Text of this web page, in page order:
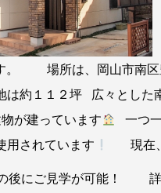
。 場所は、岡山市南区
は約１１２坪 広々とし
が建っています
一つ
用されています
現在、
後にご見学が可能！ 詳